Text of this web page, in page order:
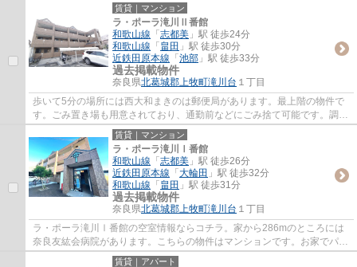
賃貸｜マンション
ラ・ポーラ滝川Ⅱ番館
和歌山線 「 志都美 」駅 徒歩24分
和歌山線 「 畠田 」駅 徒歩30分
近鉄田原本線 「 池部 」駅 徒歩33分
過去掲載物件
奈良県北葛城郡上牧町滝川台 １丁目
歩いて5分の場所には西大和まきのは郵便局があります。最上階の物件で
す。ごみ置き場も用意されており、通勤前などにごみ捨て可能です。調べ
物も買い物もパソコン一台で。インターネッ...
賃貸｜マンション
ラ・ポーラ滝川Ⅰ番館
和歌山線 「 志都美 」駅 徒歩26分
近鉄田原本線 「 大輪田 」駅 徒歩32分
和歌山線 「 畠田 」駅 徒歩31分
過去掲載物件
奈良県北葛城郡上牧町滝川台 １丁目
ラ・ポーラ滝川Ⅰ番館の空室情報ならコチラ。家から286mのところには
奈良友紘会病院があります。こちらの物件はマンションです。お家でパソ
コン使いたい方にオススメ、ネット回線工事済...
賃貸｜アパート